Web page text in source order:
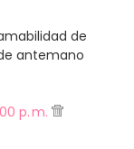
de
antemano
p. m.